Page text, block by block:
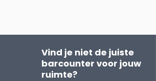
Vind je niet de juiste
barcounter voor jouw
ruimte?